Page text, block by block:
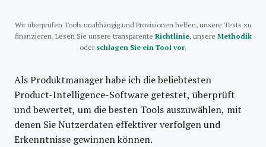
Wir überprüfen Tools unabhängig und Provisionen helfen, unsere Tests zu
finanzieren. Lesen Sie unsere transparente Richtlinie, unsere Methodik
oderschlagen Sie ein Tool vor.
Als Produktmanager habe ich die beliebtesten
Product-Intelligence-Software getestet, überprüft
und bewertet, um die besten Tools auszuwählen, mit
denen Sie Nutzerdaten effektiver verfolgen und
Erkenntnisse gewinnen können.